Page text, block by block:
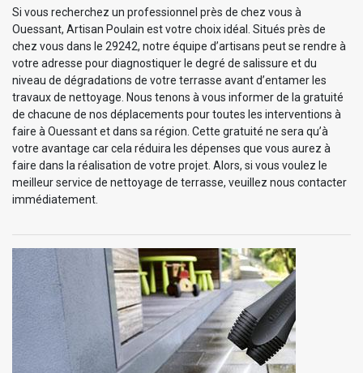
Si vous recherchez un professionnel près de chez vous à
Ouessant, Artisan Poulain est votre choix idéal. Situés près de
chez vous dans le 29242, notre équipe d’artisans peut se rendre à
votre adresse pour diagnostiquer le degré de salissure et du
niveau de dégradations de votre terrasse avant d’entamer les
travaux de nettoyage. Nous tenons à vous informer de la gratuité
de chacune de nos déplacements pour toutes les interventions à
faire à Ouessant et dans sa région. Cette gratuité ne sera qu’à
votre avantage car cela réduira les dépenses que vous aurez à
faire dans la réalisation de votre projet. Alors, si vous voulez le
meilleur service de nettoyage de terrasse, veuillez nous contacter
immédiatement.